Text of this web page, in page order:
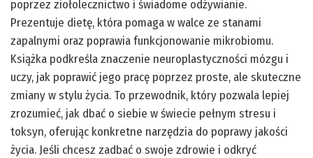
poprzez ziołolecznictwo i świadome odżywianie.
Prezentuje dietę, która pomaga w walce ze stanami
zapalnymi oraz poprawia funkcjonowanie mikrobiomu.
Książka podkreśla znaczenie neuroplastyczności mózgu i
uczy, jak poprawić jego pracę poprzez proste, ale skuteczne
zmiany w stylu życia. To przewodnik, który pozwala lepiej
zrozumieć, jak dbać o siebie w świecie pełnym stresu i
toksyn, oferując konkretne narzędzia do poprawy jakości
życia. Jeśli chcesz zadbać o swoje zdrowie i odkryć